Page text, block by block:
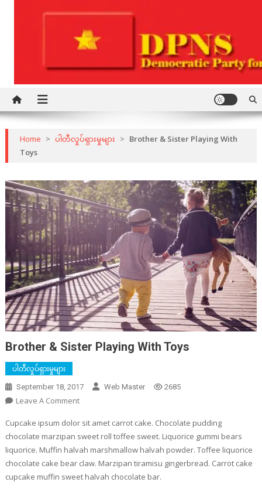
DPNS
Home > ပါတီလှုပ်ရှားမှုများ > Brother & Sister Playing With
Toys
Brother & Sister Playing With Toys
ပါတီလှုပ်ရှားမှုများ
September 18, 2017 Web Master 2685
Leave A CommentOn
&
Sister
Playing
With
Toys
Cupcake ipsum dolor sit amet carrot cake. Chocolate pudding
chocolate marzipan sweet roll toffee sweet. Liquorice gummi bears
liquorice. Muffin halvah marshmallow halvah powder. Toffee liquorice
chocolate cake bear claw. Marzipan tiramisu gingerbread. Carrot cake
cupcake muffin sweet halvah chocolate bar.